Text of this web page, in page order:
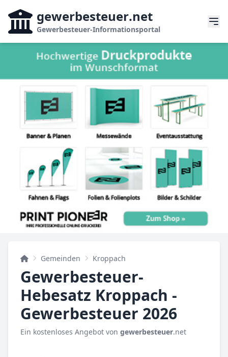
gewerbesteuer.net
Gewerbesteuer-Informationsportal
Gemeinden Kroppach
Gewerbesteuer-
Hebesatz Kroppach -
Gewerbesteuer 2026
Ein kostenloses Angebot von gewerbesteuer.net